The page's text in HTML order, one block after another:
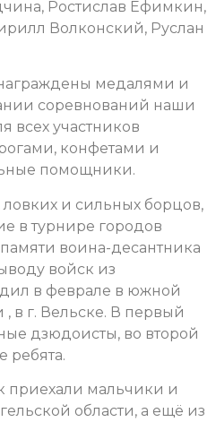
Ростислав Ефимкин,
Волконский, Руслан
медалями и
соревнований наши
всех участников
конфетами и
помощники.
и сильных борцов,
в турнире городов
воина-десантника
войск из
в феврале в южной
в г. Вельске. В первый
дзюдоисты, во второй
ребята.
приехали мальчики и
области, а ещё из